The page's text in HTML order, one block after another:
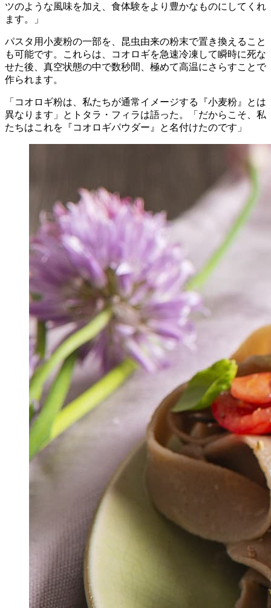
ツのような風味を加え、食体験をより豊かなものにしてくれ
ます。」
パスタ用小麦粉の一部を、昆虫由来の粉末で置き換えること
も可能です。これらは、コオロギを急速冷凍して瞬時に死な
せた後、真空状態の中で数秒間、極めて高温にさらすことで
作られます。
「コオロギ粉は、私たちが通常イメージする『小麦粉』とは
異なります」とトタラ・フィラは語った。「だからこそ、私
たちはこれを『コオロギパウダー』と名付けたのです」